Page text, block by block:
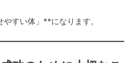
すい体」**になります。